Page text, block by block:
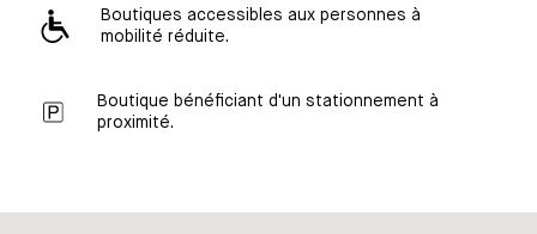
Boutiques accessibles aux personnes à
mobilité réduite.
Boutique bénéficiant d'un stationnement à
proximité.